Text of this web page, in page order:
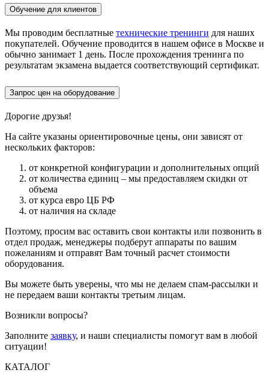
Обучение для клиентов
Мы проводим бесплатные технические тренинги для наших
покупателей. Обучение проводится в нашем офисе в Москве и
обычно занимает 1 день. После прохождения тренинга по
результатам экзамена выдается соответствующий сертификат.
Запрос цен на оборудование
Дорогие друзья!
На сайте указаны ориентировочные цены, они зависят от
нескольких факторов:
от конкретной конфигурации и дополнительных опций
от количества единиц – мы предоставляем скидки от
объема
от курса евро ЦБ РФ
от наличия на складе
Поэтому, просим вас оставить свои контакты или позвонить в
отдел продаж, менеджеры подберут аппараты по вашим
пожеланиям и отправят Вам точный расчет стоимости
оборудования.
Вы можете быть уверены, что мы не делаем спам-рассылки и
не передаем ваши контакты третьим лицам.
Возникли вопросы?
Заполните заявку, и наши специалисты помогут вам в любой
ситуации!
КАТАЛОГ